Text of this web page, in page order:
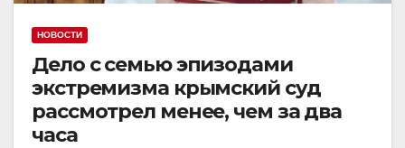
НОВОСТИ
Дело с семью эпизодами
экстремизма крымский суд
рассмотрел менее, чем за два
часа